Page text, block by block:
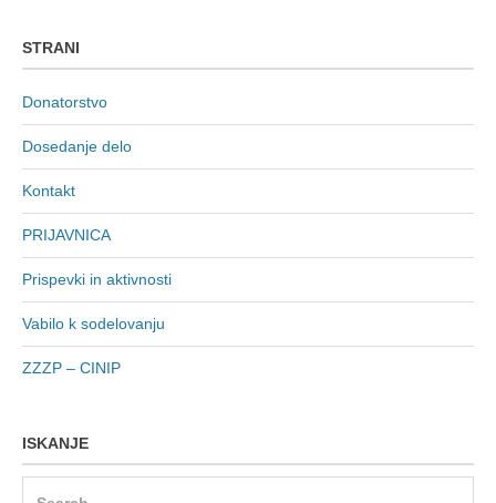
STRANI
Donatorstvo
Dosedanje delo
Kontakt
PRIJAVNICA
Prispevki in aktivnosti
Vabilo k sodelovanju
ZZZP – CINIP
ISKANJE